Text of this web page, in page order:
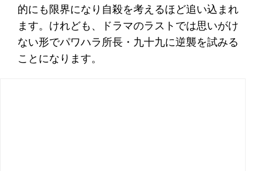
的にも限界になり自殺を考えるほど追い込まれ
ます。けれども、ドラマのラストでは思いがけ
ない形でパワハラ所長・九十九に逆襲を試みる
ことになります。